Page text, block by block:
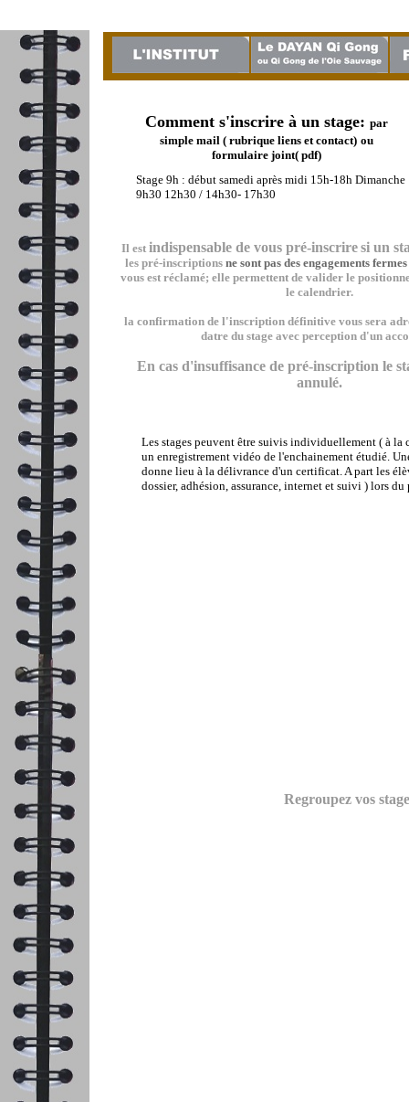
Regroupez vos
Comment s'inscrire à un stage: par
simple mail ( rubrique liens et contact) ou
formulaire joint( pdf)
Il est indispensable de vous pré-inscrire si un
les pré-inscriptionsne sont pas des engagements fermes
vous est réclamé; elle permettent de valider le
le calendrier.
la confirmation de l'inscription définitive vous sera
datre du stage avec perception d'un
En cas d'insuffisance de pré-inscription le
annulé.
Stage 9h : début samedi après midi 15h-18h Dimanche
9h30 12h30 / 14h30- 17h30
Les stages peuvent être suivis individuellement ( à la
un enregistrement vidéo de l'enchainement étudié.
donne lieu à la délivrance d'un certificat. A part les
dossier, adhésion, assurance, internet et suivi ) lors du